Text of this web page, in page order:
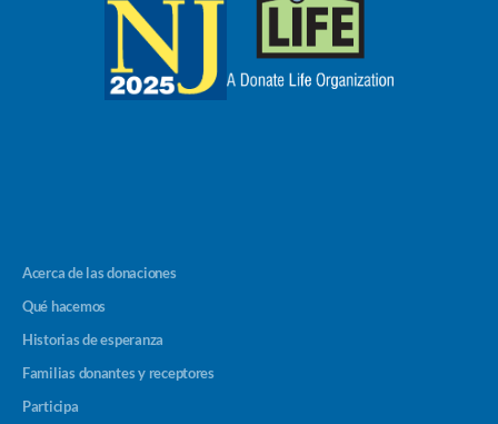
Acerca de las donaciones
Qué hacemos
Historias de esperanza
Familias donantes y receptores
Participa